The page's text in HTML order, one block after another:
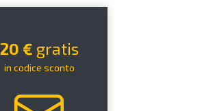
20 € gratis
in codice sconto